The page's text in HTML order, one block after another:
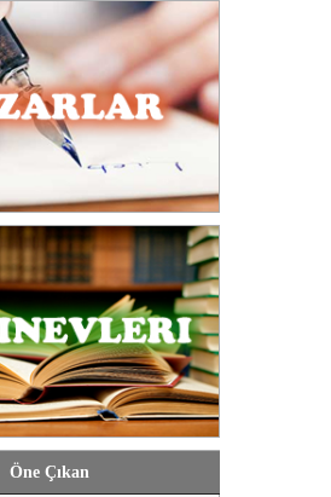
Öne Çıkan